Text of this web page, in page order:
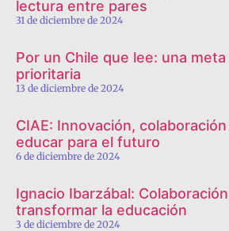
lectura entre pares
31 de diciembre de 2024
Por un Chile que lee: una
prioritaria
13 de diciembre de 2024
CIAE: Innovación,
educar para el futuro
6 de diciembre de 2024
Ignacio Ibarzábal:
transformar la educación
3 de diciembre de 2024